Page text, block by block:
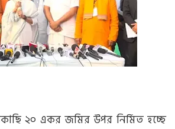
২০ একর জমির উপর নির্মিত হচ্ছে